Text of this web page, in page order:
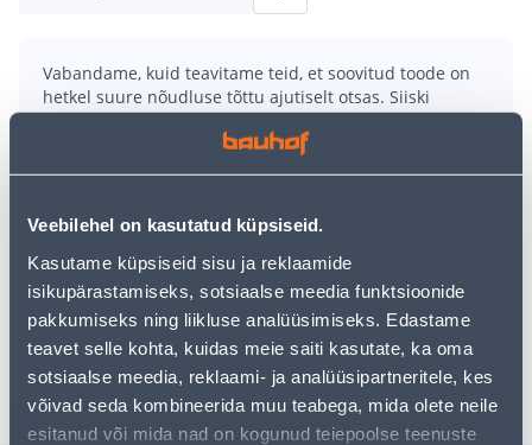
Veebilehel on kasutatud küpsiseid.
Kasutame küpsiseid sisu ja reklaamide
isikupärastamiseks, sotsiaalse meedia funktsioonide
pakkumiseks ning liikluse analüüsimiseks. Edastame
teavet selle kohta, kuidas meie saiti kasutate, ka oma
sotsiaalse meedia, reklaami- ja analüüsipartneritele, kes
võivad seda kombineerida muu teabega, mida olete neile
esitanud või mida nad on kogunud teiepoolse teenuste
Vabandame, kuid teavitame teid, et soovitud toode on
hetkel suure nõudluse tõttu ajutiselt otsas. Siiski
pakume suurepäraseid alternatiive samast
, mis võivad teile sama palju rõõmu
uurimistööd saate jätkata, naastes
kasutades meie võimsat otsingufunktsiooni, et leida
veelgi meelepärasemad valikuid. Head ostlemist!
Tarne pole võimalik